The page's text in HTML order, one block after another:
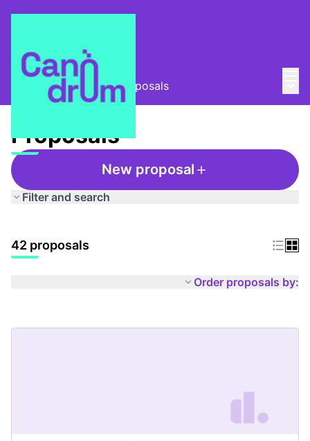
Taula Comunitària / Proposals
Proposals
New proposal
Filter and search
42 proposals
Order proposals by: